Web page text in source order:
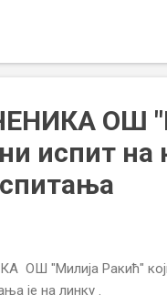
ОШ
испит на
"Милија Ракић" који
је на линку .